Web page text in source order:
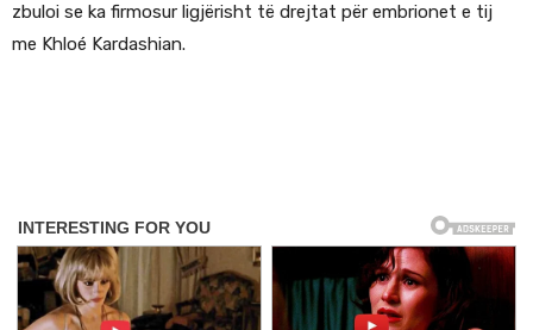
zbuloi se ka firmosur ligjërisht të drejtat për embrionet e tij
me Khloé Kardashian.